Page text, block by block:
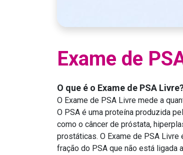
Exame de
O que é o Exame de PSA
O Exame de PSA Livre mede a
O PSA é uma proteína produzida
como o câncer de próstata,
prostáticas. O Exame de PSA
fração do PSA que não está ligada